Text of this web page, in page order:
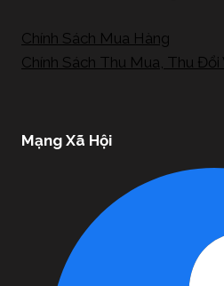
Chính Sách Mua Hàng
Chính Sách Thu Mua, Thu Đổi
Mạng Xã Hội